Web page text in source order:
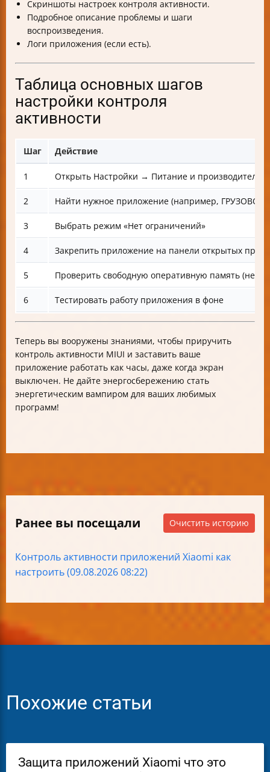
Скриншоты настроек контроля активности.
Подробное описание проблемы и шаги
воспроизведения.
Логи приложения (если есть).
Таблица основных шагов
настройки контроля
активности
Шаг Действие
1 Открыть Настройки → Питание и
2 Найти нужное приложение (например, ГРУЗОВОД)
3 Выбрать режим «Нет ограничений»
4 Закрепить приложение на панели открытых
5 Проверить свободную оперативную память (не
6 Тестировать работу приложения в фоне
Теперь вы вооружены знаниями, чтобы приручить
контроль активности MIUI и заставить ваше
приложение работать как часы, даже когда экран
выключен. Не дайте энергосбережению стать
энергетическим вампиром для ваших любимых
программ!
Ранее вы посещали Очистить историю
Контроль активности приложений Xiaomi как
настроить (09.08.2026 08:22)
Похожие статьи
Защита приложений Xiaomi что это